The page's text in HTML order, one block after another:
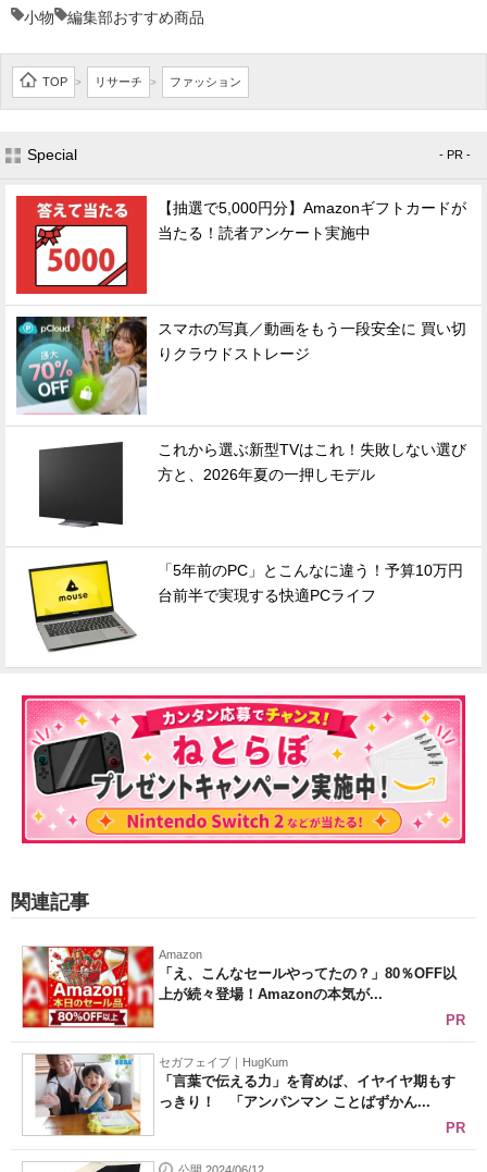
小物
編集部おすすめ商品
TOP > リサーチ > ファッション
Special - PR -
【抽選で5,000円分】Amazonギフトカードが
当たる！読者アンケート実施中
スマホの写真／動画をもう一段安全に 買い切
りクラウドストレージ
これから選ぶ新型TVはこれ！失敗しない選び
方と、2026年夏の一押しモデル
「5年前のPC」とこんなに違う！予算10万円
台前半で実現する快適PCライフ
関連記事
Amazon
「え、こんなセールやってたの？」80％OFF以
上が続々登場！Amazonの本気が...
PR
セガフェイブ｜HugKum
「言葉で伝える力」を育めば、イヤイヤ期もす
っきり！ 「アンパンマン ことばずかん...
PR